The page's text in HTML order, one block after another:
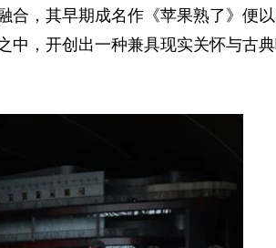
合，其早期成名作《苹果熟了》便
中，开创出一种兼具现实关怀与古